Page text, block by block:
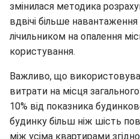
змінилася методика
вдвічі більше
лічильником на опалення
користування.
Важливо, що
витрати на місця
10% від показника
будинку більш ніж шість
між усіма квартирами